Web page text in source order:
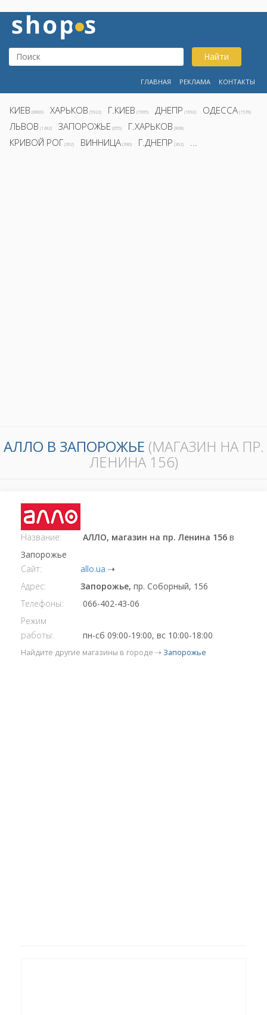
Найти
ГЛАВНАЯ РЕКЛАМА КОНТАКТЫ
КИЕВ (8800) ХАРЬКОВ (5922) Г.КИЕВ (1995) ДНЕПР (1692) ОДЕССА (1578)
ЛЬВОВ (1282) ЗАПОРОЖЬЕ (855) Г.ХАРЬКОВ (808)
КРИВОЙ РОГ (392) ВИННИЦА (390) Г.ДНЕПР (362) ...
АЛЛО В ЗАПОРОЖЬЕ (МАГАЗИН НА ПР.
ЛЕНИНА 156)
Название: АЛЛО, магазин на пр. Ленина 156 в
Запорожье
Сайт:
allo.ua ⇢
Адрес:
Запорожье, пр. Соборный, 156
Телефоны:
066-402-43-06
Режим
работы:
пн-сб 09:00-19:00, вс 10:00-18:00
Найдите другие магазины в городе ⇢ Запорожье